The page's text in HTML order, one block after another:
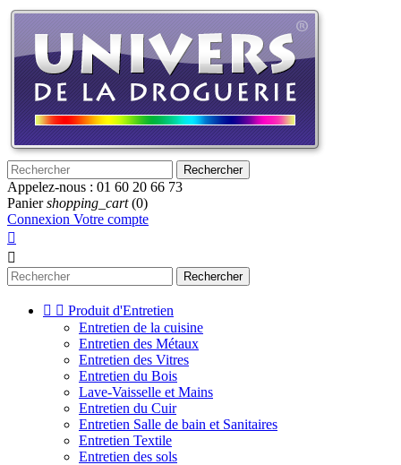
Rechercher
Appelez-nous : 01 60 20 66 73
Panier shopping_cart (0)
Connexion Votre compte


Rechercher
  Produit d'Entretien
Entretien de la cuisine
Entretien des Métaux
Entretien des Vitres
Entretien du Bois
Lave-Vaisselle et Mains
Entretien du Cuir
Entretien Salle de bain et Sanitaires
Entretien Textile
Entretien des sols